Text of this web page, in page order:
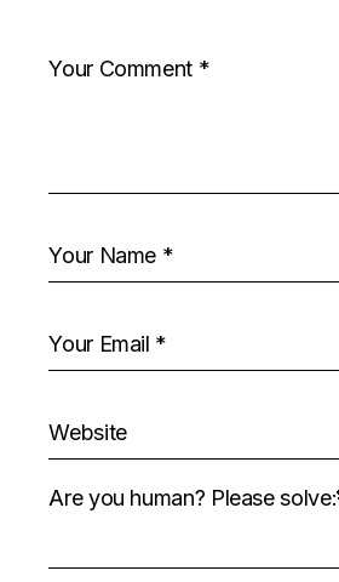
Are you human? Please solve: